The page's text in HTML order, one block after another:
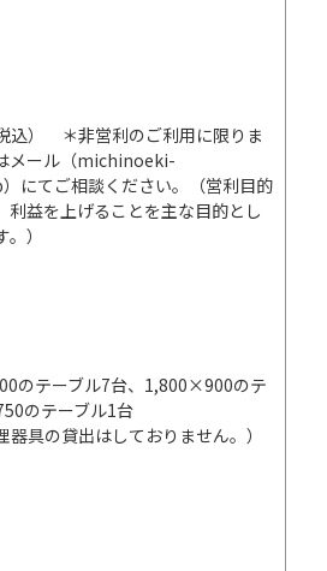
込） ＊非営利のご利用に限りま
メール（michinoeki-
にてご相談ください。（営利目的
利益を上げることを主な目的とし
）
のテーブル7台、1,800×900のテ
のテーブル1台
器具の貸出はしておりません。）